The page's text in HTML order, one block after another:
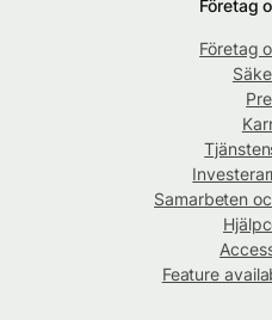
Företag
Företag
Samarbeten
Feature